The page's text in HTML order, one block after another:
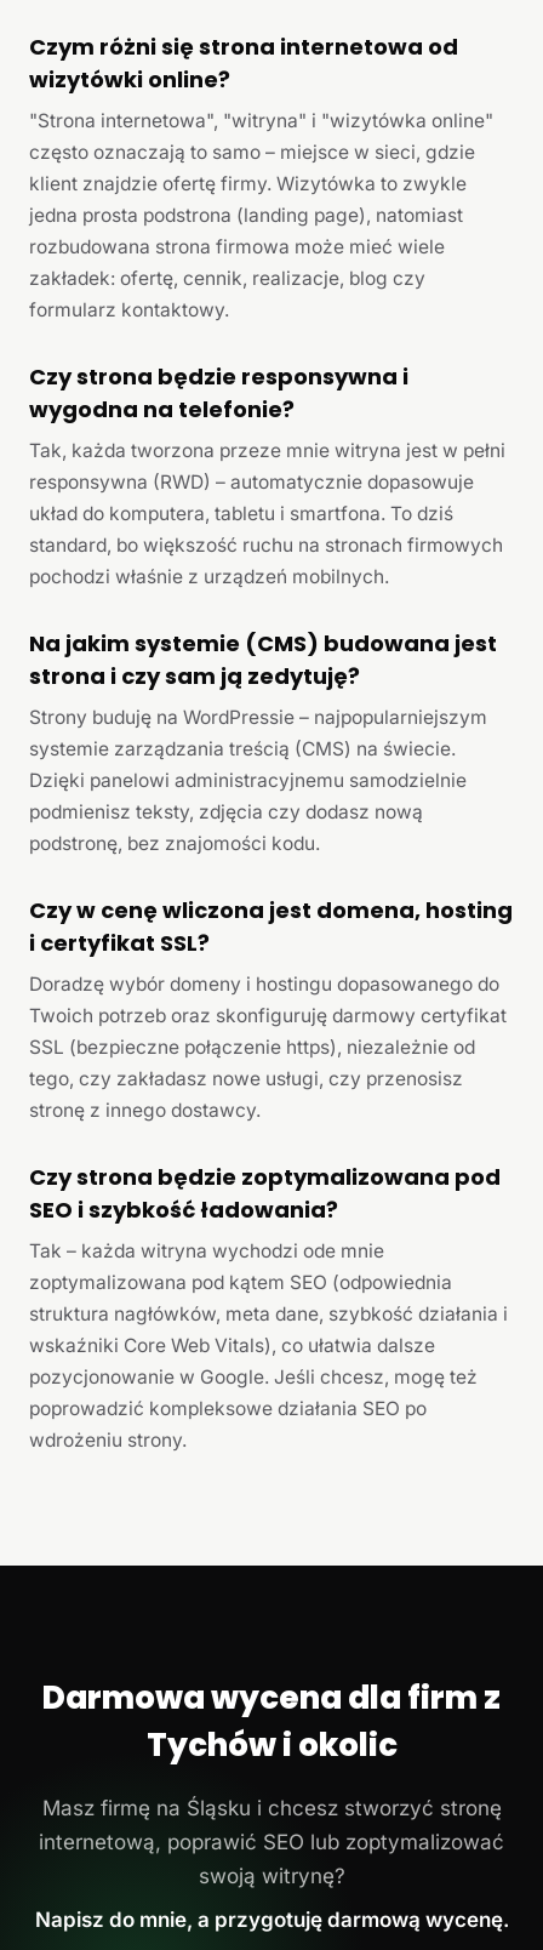
Czym różni się strona internetowa od
wizytówki online?
"Strona internetowa", "witryna" i "wizytówka online"
często oznaczają to samo – miejsce w sieci, gdzie
klient znajdzie ofertę firmy. Wizytówka to zwykle
jedna prosta podstrona (landing page), natomiast
rozbudowana strona firmowa może mieć wiele
zakładek: ofertę, cennik, realizacje, blog czy
formularz kontaktowy.
Czy strona będzie responsywna i
wygodna na telefonie?
Tak, każda tworzona przeze mnie witryna jest w pełni
responsywna (RWD) – automatycznie dopasowuje
układ do komputera, tabletu i smartfona. To dziś
standard, bo większość ruchu na stronach firmowych
pochodzi właśnie z urządzeń mobilnych.
Na jakim systemie (CMS) budowana jest
strona i czy sam ją zedytuję?
Strony buduję na WordPressie – najpopularniejszym
systemie zarządzania treścią (CMS) na świecie.
Dzięki panelowi administracyjnemu samodzielnie
podmienisz teksty, zdjęcia czy dodasz nową
podstronę, bez znajomości kodu.
Czy w cenę wliczona jest domena, hosting
i certyfikat SSL?
Doradzę wybór domeny i hostingu dopasowanego do
Twoich potrzeb oraz skonfiguruję darmowy certyfikat
SSL (bezpieczne połączenie https), niezależnie od
tego, czy zakładasz nowe usługi, czy przenosisz
stronę z innego dostawcy.
Czy strona będzie zoptymalizowana pod
SEO i szybkość ładowania?
Tak – każda witryna wychodzi ode mnie
zoptymalizowana pod kątem SEO (odpowiednia
struktura nagłówków, meta dane, szybkość działania i
wskaźniki Core Web Vitals), co ułatwia dalsze
pozycjonowanie w Google. Jeśli chcesz, mogę też
poprowadzić kompleksowe działania SEO po
wdrożeniu strony.
Darmowa wycena dla firm z
Tychów i okolic
Masz firmę na Śląsku i chcesz stworzyć stronę
internetową, poprawić SEO lub zoptymalizować
swoją witrynę?
Napisz do mnie, a przygotuję darmową wycenę.